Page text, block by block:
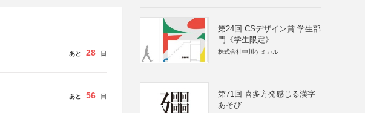
あと 28 日
あと 56 日
第24回 CSデザイン賞 学生部
門《学生限定》
株式会社中川ケミカル
第71回 喜多方発感じる漢字
あそび